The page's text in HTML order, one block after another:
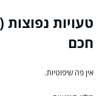
טעויות
חכם
אין פה שיפוטיות.